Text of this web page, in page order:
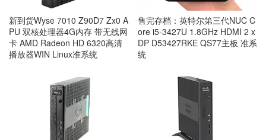
新到货Wyse 7010 Z90D7 Zx0 A
PU 双核处理器4G内存 带无线网
卡 AMD Radeon HD 6320高清
播放器WIN Linux准系统
售完存档：英特尔第三代NUC C
ore i5-3427U 1.8GHz HDMI 2 x
DP D53427RKE QS77主板 准系
统